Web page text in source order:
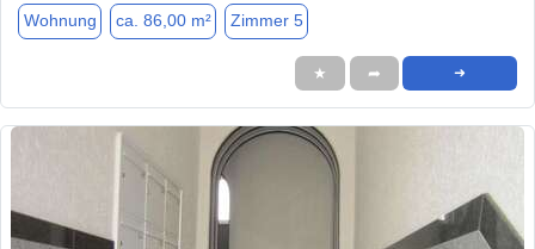
Wohnung ca. 86,00 m² Zimmer 5
★ ➦ ➜